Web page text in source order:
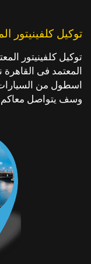
توكيل كلفينيتور
توكيل كلفينيتور
المعتمد فى
اسطول من
وسف يتواصل معاكم